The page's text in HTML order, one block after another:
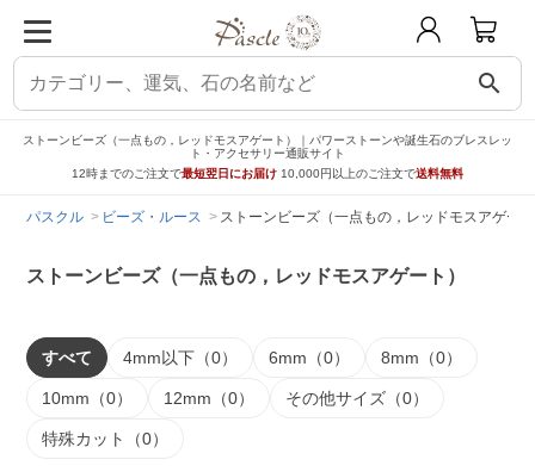
search
ストーンビーズ（一点もの，レッドモスアゲート）｜パワーストーンや誕生石のブレスレッ
ト・アクセサリー通販サイト
12時までのご注文で最短翌日にお届け 10,000円以上のご注文で送料無料
パスクル ビーズ・ルース ストーンビーズ（一点もの，レッドモスアゲー
ストーンビーズ（一点もの，レッドモスアゲート）
すべて 4mm以下（0） 6mm（0） 8mm（0）
10mm（0） 12mm（0） その他サイズ（0）
特殊カット（0）